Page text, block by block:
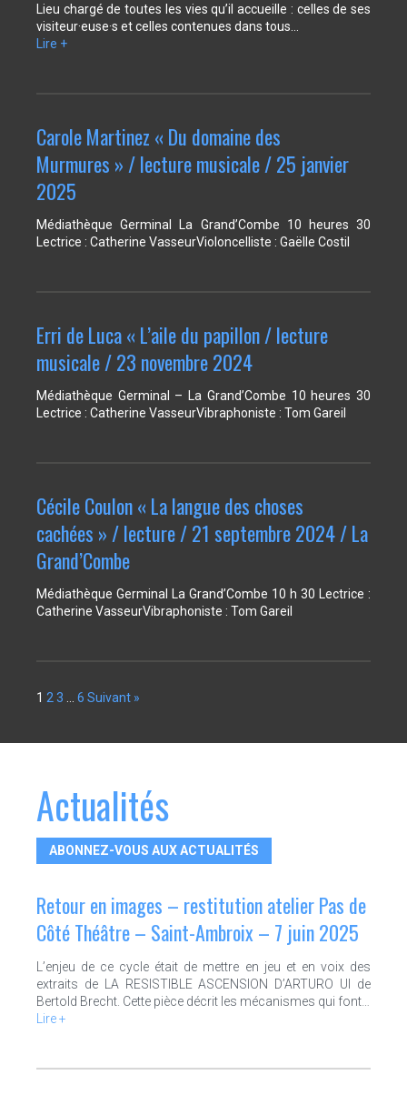
Lieu chargé de toutes les vies qu’il accueille : celles de ses
visiteur·euse·s et celles contenues dans tous…
Lire +
Carole Martinez « Du domaine des
Murmures » / lecture musicale / 25 janvier
2025
Médiathèque Germinal La Grand’Combe 10 heures 30
Lectrice : Catherine VasseurVioloncelliste : Gaëlle Costil
Erri de Luca « L’aile du papillon / lecture
musicale / 23 novembre 2024
Médiathèque Germinal – La Grand’Combe 10 heures 30
Lectrice : Catherine VasseurVibraphoniste : Tom Gareil
Cécile Coulon « La langue des choses
cachées » / lecture / 21 septembre 2024 / La
Grand’Combe
Médiathèque Germinal La Grand’Combe 10 h 30 Lectrice :
Catherine VasseurVibraphoniste : Tom Gareil
1 2 3 6 Suivant »
Actualités
ABONNEZ-VOUS AUX ACTUALITÉS
Retour en images – restitution atelier Pas de
Côté Théâtre – Saint-Ambroix – 7 juin 2025
L’enjeu de ce cycle était de mettre en jeu et en voix des
extraits de LA RESISTIBLE ASCENSION D’ARTURO UI de
Bertold Brecht. Cette pièce décrit les mécanismes qui font…
Lire +